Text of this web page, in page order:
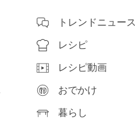
トレンドニュース
レシピ
レシピ動画
おでかけ
暮らし